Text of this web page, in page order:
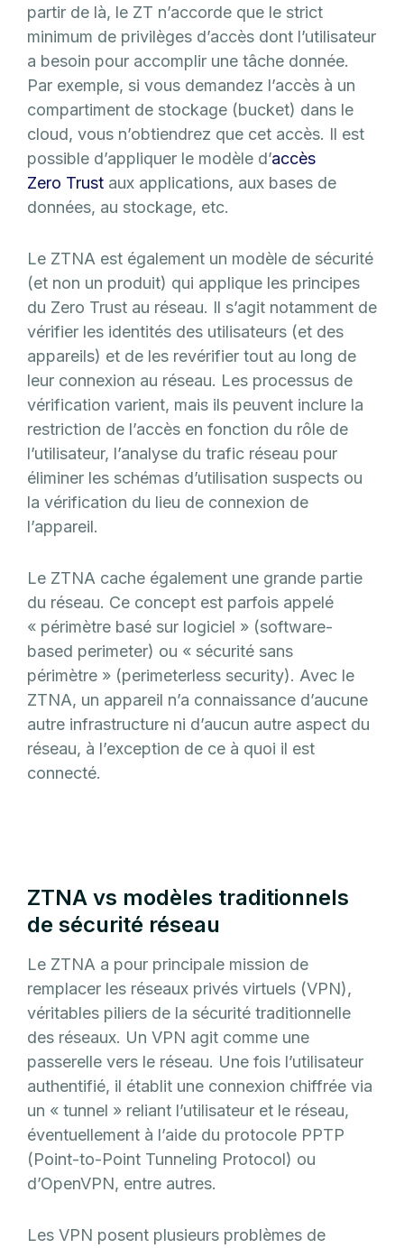
partir de là, le ZT n’accorde que le strict
minimum de privilèges d’accès dont l’utilisateur
a besoin pour accomplir une tâche donnée.
Par exemple, si vous demandez l’accès à un
compartiment de stockage (bucket) dans le
cloud, vous n’obtiendrez que cet accès. Il est
possible d’appliquer le modèle d’accès
Zero Trust aux applications, aux bases de
données, au stockage, etc.
Le ZTNA est également un modèle de sécurité
(et non un produit) qui applique les principes
du Zero Trust au réseau. Il s’agit notamment de
vérifier les identités des utilisateurs (et des
appareils) et de les revérifier tout au long de
leur connexion au réseau. Les processus de
vérification varient, mais ils peuvent inclure la
restriction de l’accès en fonction du rôle de
l’utilisateur, l’analyse du trafic réseau pour
éliminer les schémas d’utilisation suspects ou
la vérification du lieu de connexion de
l’appareil.
Le ZTNA cache également une grande partie
du réseau. Ce concept est parfois appelé
« périmètre basé sur logiciel » (software-
based perimeter) ou « sécurité sans
périmètre » (perimeterless security). Avec le
ZTNA, un appareil n’a connaissance d’aucune
autre infrastructure ni d’aucun autre aspect du
réseau, à l’exception de ce à quoi il est
connecté.
ZTNA vs modèles traditionnels
de sécurité réseau
Le ZTNA a pour principale mission de
remplacer les réseaux privés virtuels (VPN),
véritables piliers de la sécurité traditionnelle
des réseaux. Un VPN agit comme une
passerelle vers le réseau. Une fois l’utilisateur
authentifié, il établit une connexion chiffrée via
un « tunnel » reliant l’utilisateur et le réseau,
éventuellement à l’aide du protocole PPTP
(Point-to-Point Tunneling Protocol) ou
d’OpenVPN, entre autres.
Les VPN posent plusieurs problèmes de